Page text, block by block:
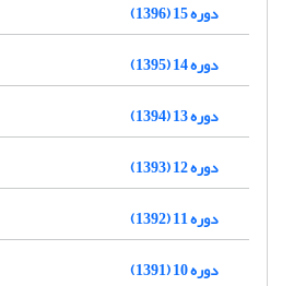
دوره 15 (1396)
دوره 14 (1395)
دوره 13 (1394)
دوره 12 (1393)
دوره 11 (1392)
دوره 10 (1391)